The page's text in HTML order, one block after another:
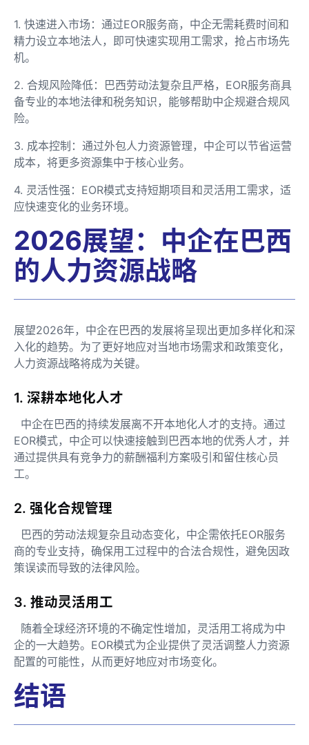
1. 快速进入市场：通过EOR服务商，中企无需耗费时间和
精力设立本地法人，即可快速实现用工需求，抢占市场先
机。
2. 合规风险降低：巴西劳动法复杂且严格，EOR服务商具
备专业的本地法律和税务知识，能够帮助中企规避合规风
险。
3. 成本控制：通过外包人力资源管理，中企可以节省运营
成本，将更多资源集中于核心业务。
4. 灵活性强：EOR模式支持短期项目和灵活用工需求，适
应快速变化的业务环境。
2026展望：中企在巴西
的人力资源战略
展望2026年，中企在巴西的发展将呈现出更加多样化和深
入化的趋势。为了更好地应对当地市场需求和政策变化，
人力资源战略将成为关键。
1. 深耕本地化人才
中企在巴西的持续发展离不开本地化人才的支持。通过
EOR模式，中企可以快速接触到巴西本地的优秀人才，并
通过提供具有竞争力的薪酬福利方案吸引和留住核心员
工。
2. 强化合规管理
巴西的劳动法规复杂且动态变化，中企需依托EOR服务
商的专业支持，确保用工过程中的合法合规性，避免因政
策误读而导致的法律风险。
3. 推动灵活用工
随着全球经济环境的不确定性增加，灵活用工将成为中
企的一大趋势。EOR模式为企业提供了灵活调整人力资源
配置的可能性，从而更好地应对市场变化。
结语